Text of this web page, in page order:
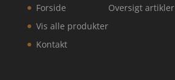
Forside
Vis alle produkter
Kontakt
Oversigt artikler